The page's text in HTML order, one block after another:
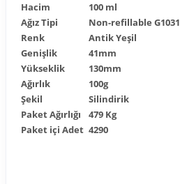
Hacim
100 ml
Ağız Tipi
Non-refillable G1031
Renk
Antik Yeşil
Genişlik
41mm
Yükseklik
130mm
Ağırlık
100g
Şekil
Silindirik
Paket Ağırlığı
479 Kg
Paket içi Adet 4290